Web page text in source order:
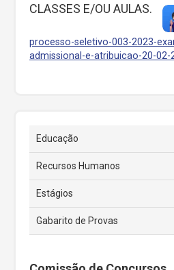
CLASSES E/OU AULAS.
processo-seletivo-003-2023-
admissional-e-atribuicao-20-02-
Educação
Recursos Humanos
Estágios
Gabarito de Provas